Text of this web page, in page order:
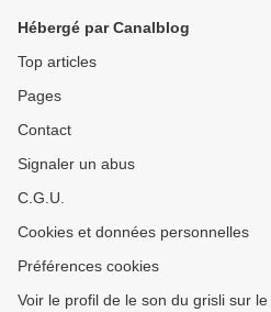
Hébergé par Canalblog
Top articles
Pages
Contact
Signaler un abus
C.G.U.
Cookies et données personnelles
Préférences cookies
Voir le profil de le son du grisli sur